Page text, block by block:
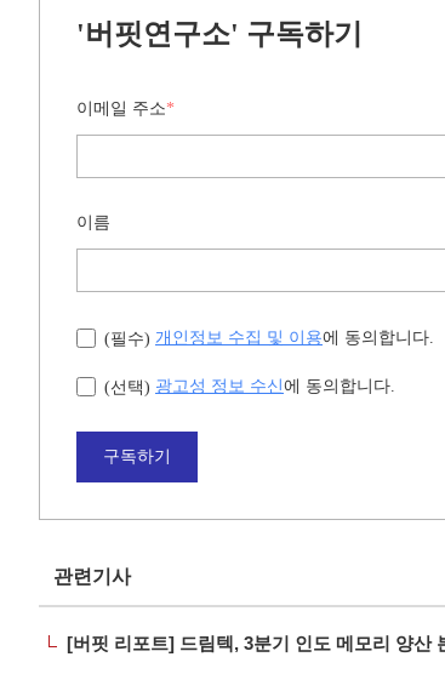
'버핏연구소' 구독하기
이메일 주소*
이름
(필수) 개인정보 수집 및 이용에 동의합니다.
(선택) 광고성 정보 수신에 동의합니다.
구독하기
관련기사
[버핏 리포트] 드림텍, 3분기 인도 메모리 양